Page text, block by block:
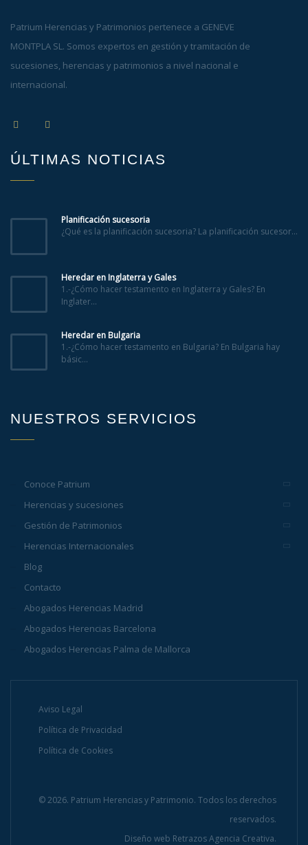
Patrium Herencias y Patrimonios pertenece a GENEVE
MONTPLA SL. Somos expertos en gestión y tramitación de
sucesiones, herencias y patrimonios a nivel nacional e
internacional.
ÚLTIMAS NOTICIAS
Planificación sucesoria
¿Qué es la planificación sucesoria? La planificación sucesor...
Heredar en Inglaterra y Gales
1.-¿Cómo hacer testamento en Inglaterra y Gales? En
Inglater...
Heredar en Bulgaria
1.-¿Cómo hacer testamento en Bulgaria? En Bulgaria hay
básic...
NUESTROS SERVICIOS
Conoce Patrium
Herencias y sucesiones
Gestión de Patrimonios
Herencias Internacionales
Blog
Contacto
Abogados Herencias Madrid
Abogados Herencias Barcelona
Abogados Herencias Palma de Mallorca
Aviso Legal
Política de Privacidad
Política de Cookies
© 2026. Patrium Herencias y Patrimonio. Todos los derechos
reservados.
Diseño web Retrazos Agencia Creativa.